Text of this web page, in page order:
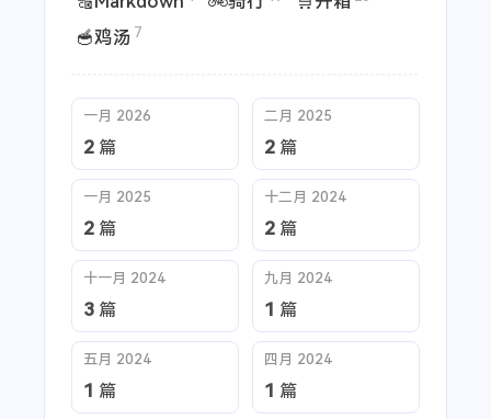
🥣鸡汤 7
一月 2026
2 篇
二月 2025
2 篇
一月 2025
2 篇
十二月 2024
2 篇
十一月 2024
3 篇
九月 2024
1 篇
五月 2024
1 篇
四月 2024
1 篇